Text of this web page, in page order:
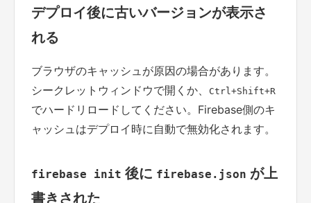
デプロイ後に古いバージョンが表示さ
れる
ブラウザのキャッシュが原因の場合があります。
シークレットウィンドウで開くか、
Ctrl+Shift+R
でハードリロードしてください。Firebase側のキ
ャッシュはデプロイ時に自動で無効化されます。
firebase init 後に firebase.json が上
書きされた